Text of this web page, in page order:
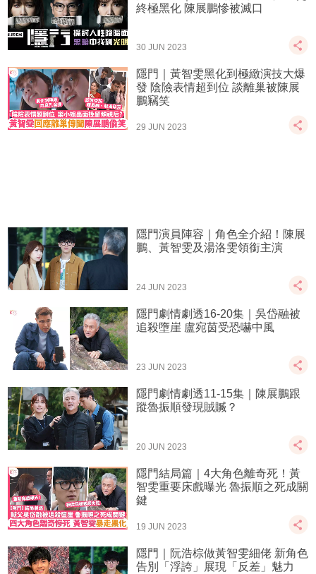
終極黑化 陳展鵬慘被滅口
30 JUN 2023
隱門｜黃智雯黑化到極緻演技大爆
發 陰險表情超到位 談離巢被陳展
鵬竊笑
29 JUN 2023
隱門演員陣容｜角色全介紹！陳展
鵬、黃智雯及湯洛雯領銜主演
24 JUN 2023
隱門劇情劇透16-20集｜吳岱融被
追殺墮崖 盧宛茵受恐嚇中風
23 JUN 2023
隱門劇情劇透11-15集｜陳展鵬跟
蹤魯振順發現賊贓？
20 JUN 2023
隱門結局篇｜4大角色離奇死！黃
智雯重要床戲曝光 魯振順之死成關
鍵
19 JUN 2023
隱門｜阮浩棕做黃智雯細佬 新角色
告別「浮誇」展現「反差」魅力